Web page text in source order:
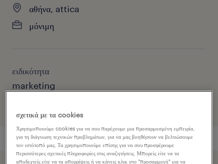
αθήνα, attica
μόνιμη
ειδικότητα
marketing
σχετικά με τα cookies
Χρησιμοποιούμε cookies για να σου παρέχουμε μια προσαρμοσμένη εμπειρία,
για τη διάγνωση τεχνικών προβλημάτων, για να μας βοηθήσουν να βελτιώσουμε
τον ιστότοπό μας. Τα χρησιμοποιούμε επίσης για να σου προσφέρουμε
περισσότερες σχετικές πληροφορίες στις αναζητήσεις. Μπορείς είτε να τα
αποδεχτείς είτε να τα απορρίψεις ή να κάνεις κλικ στο "προσαρμογή" για να